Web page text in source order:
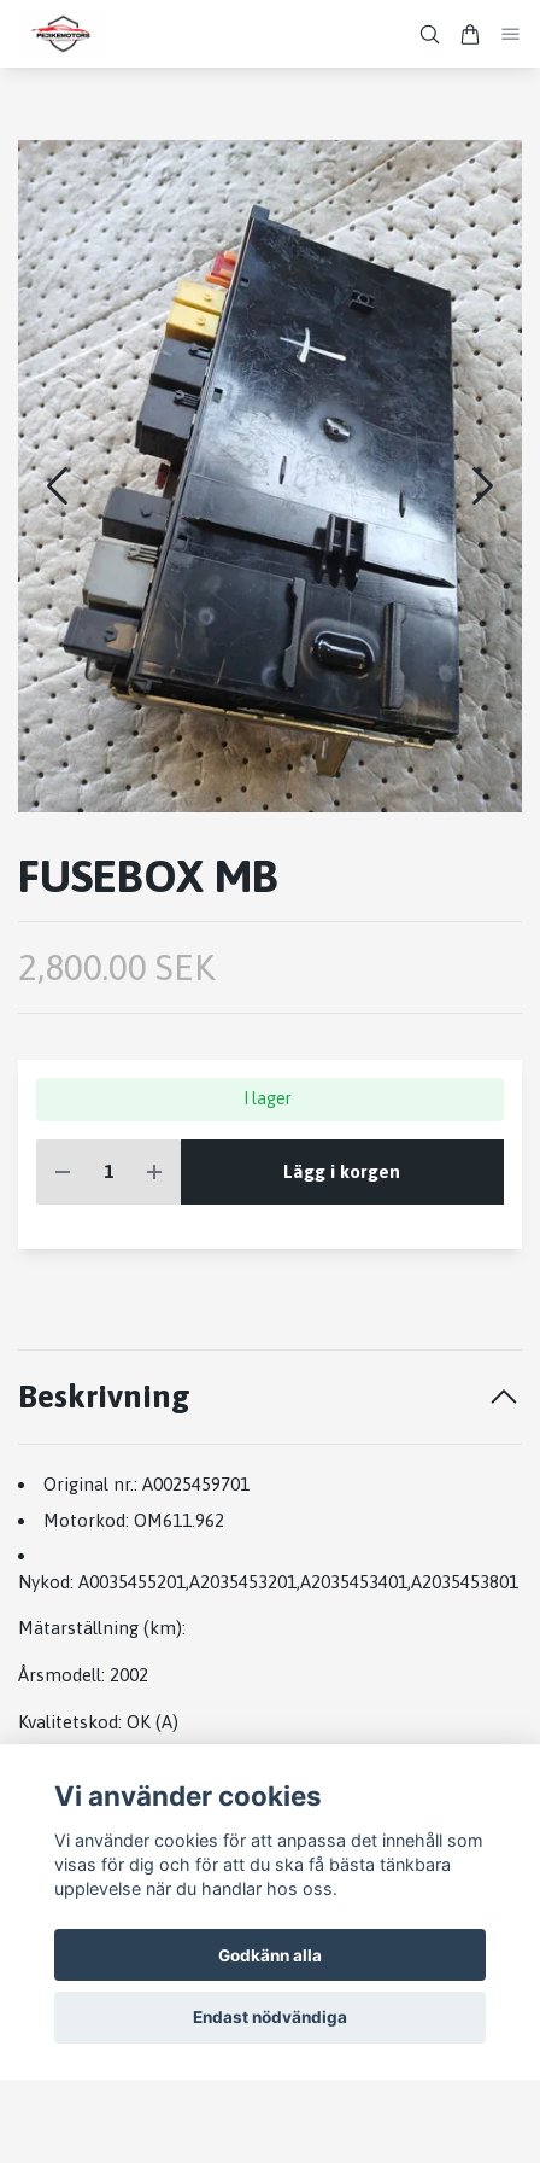
FUSEBOX MB
2,800.00 SEK
I lager
Lägg i korgen
Beskrivning
Original nr.: A0025459701
Motorkod: OM611.962
Nykod: A0035455201,A2035453201,A2035453401,A2035453801
Mätarställning (km):
Årsmodell: 2002
Kvalitetskod: OK (A)
Vi använder cookies
Vi använder cookies för att anpassa det innehåll som
visas för dig och för att du ska få bästa tänkbara
upplevelse när du handlar hos oss.
Godkänn alla
Endast nödvändiga